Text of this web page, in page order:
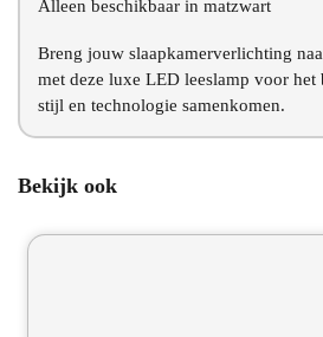
Alleen beschikbaar in matzwart
Breng jouw slaapkamerverlichting
met deze luxe LED leeslamp voor het
stijl en technologie samenkomen.
Bekijk ook